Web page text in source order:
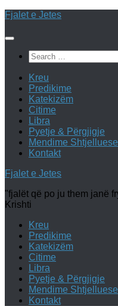
Skip
content
Fjalet e Jetes
Search
for:
Kreu
Predikime
Katekizëm
Citime
Libra
Pyetje & Përgjigje
Mendime Shtjelluese
Kontakt
Fjalet e Jetes
"fjalët që po ju them janë
Krishti
Kreu
Predikime
Katekizëm
Citime
Libra
Pyetje & Përgjigje
Mendime Shtjelluese
Kontakt